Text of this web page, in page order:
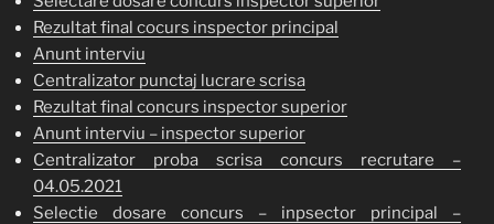
Rezultat final cocurs inspector principal
Anunt interviu
Centralizator punctaj lucrare scrisa
Rezultat final concurs inspector superior
Anunt interviu – inspector superior
Centralizator proba scrisa concurs recrutare –
04.05.2021
Selectie dosare concurs – inpsector principal –